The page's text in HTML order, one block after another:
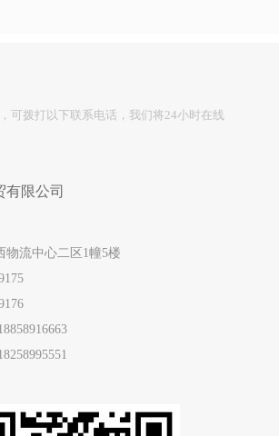
可拨打以下联系电话，我们将24小时在线
有限公司
物流中心二区1幢5楼